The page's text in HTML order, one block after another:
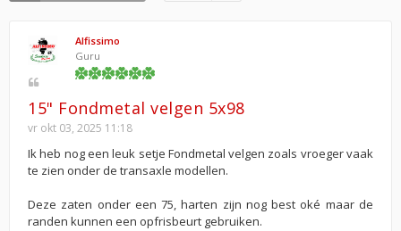
Alfissimo
Guru
15" Fondmetal velgen 5x98
vr okt 03, 2025 11:18
Ik heb nog een leuk setje Fondmetal velgen zoals vroeger vaak
te zien onder de transaxle modellen.
Deze zaten onder een 75, harten zijn nog best oké maar de
randen kunnen een opfrisbeurt gebruiken.